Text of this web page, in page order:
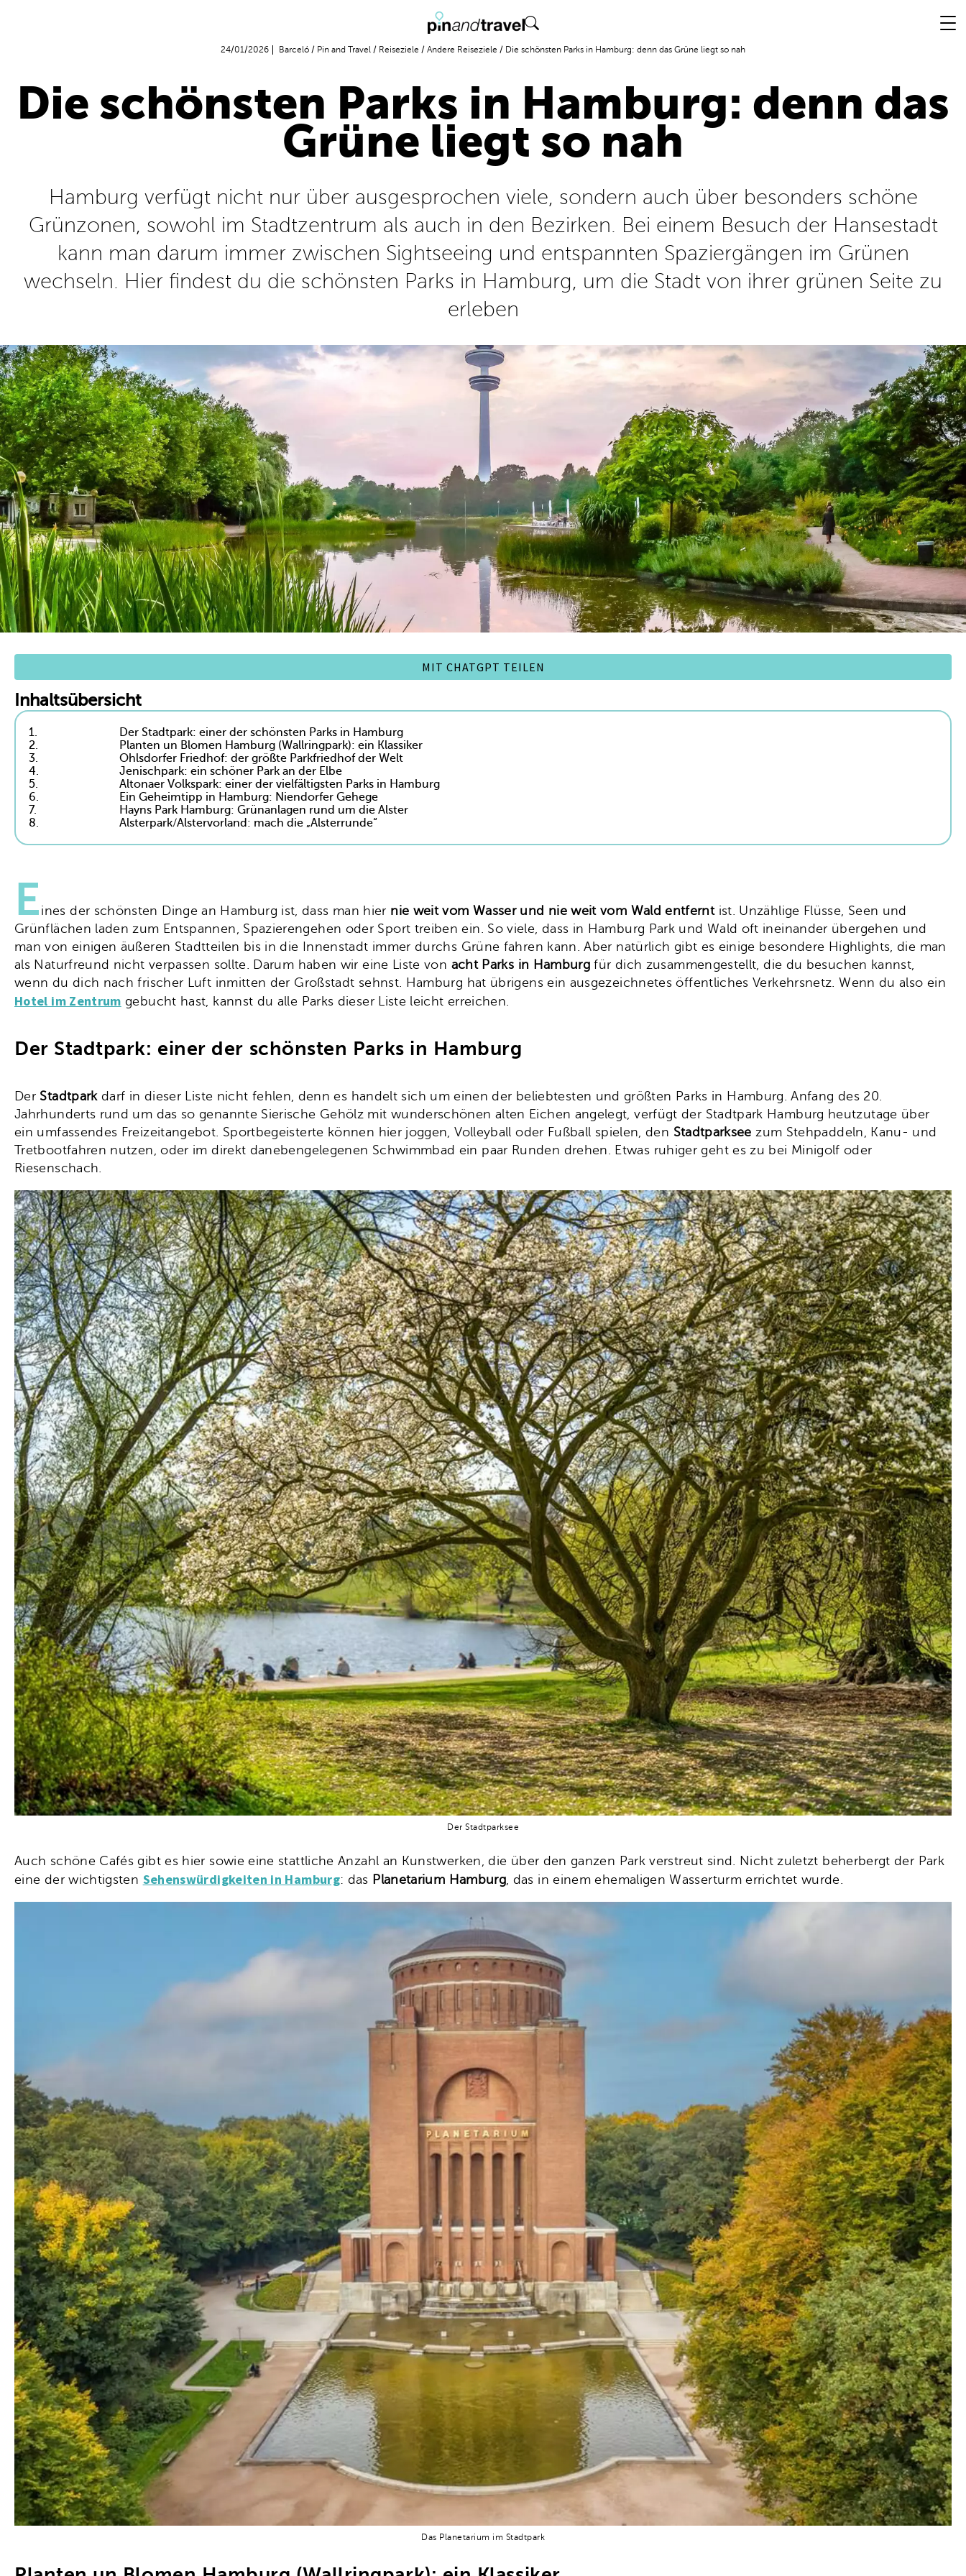
24/01/2026 Barceló / Pin and Travel / Reiseziele / Andere Reiseziele / Die schönsten Parks in Hamburg: denn das Grüne liegt so nah
Die schönsten Parks in Hamburg: denn das
Grüne liegt so nah
Hamburg verfügt nicht nur über ausgesprochen viele, sondern auch über besonders schöne
Grünzonen, sowohl im Stadtzentrum als auch in den Bezirken. Bei einem Besuch der Hansestadt
kann man darum immer zwischen Sightseeing und entspannten Spaziergängen im Grünen
wechseln. Hier findest du die schönsten Parks in Hamburg, um die Stadt von ihrer grünen Seite zu
erleben
MIT CHATGPT TEILEN
Inhaltsübersicht
1.
Der Stadtpark: einer der schönsten Parks in Hamburg
2.
Planten un Blomen Hamburg (Wallringpark): ein Klassiker
3.
Ohlsdorfer Friedhof: der größte Parkfriedhof der Welt
4.
Jenischpark: ein schöner Park an der Elbe
5.
Altonaer Volkspark: einer der vielfältigsten Parks in Hamburg
6.
Ein Geheimtipp in Hamburg: Niendorfer Gehege
7.
Hayns Park Hamburg: Grünanlagen rund um die Alster
8.
Alsterpark/Alstervorland: mach die „Alsterrunde“
E ines der schönsten Dinge an Hamburg ist, dass man hier nie weit vom Wasser und nie weit vom Wald entferntist. Unzählige Flüsse, Seen und
Grünflächen laden zum Entspannen, Spazierengehen oder Sport treiben ein. So viele, dass in Hamburg Park und Wald oft ineinander übergehen und
man von einigen äußeren Stadtteilen bis in die Innenstadt immer durchs Grüne fahren kann. Aber natürlich gibt es einige besondere Highlights, die man
als Naturfreund nicht verpassen sollte. Darum haben wir eine Liste von acht Parks in Hamburg für dich zusammengestellt, die du besuchen kannst,
wenn du dich nach frischer Luft inmitten der Großstadt sehnst. Hamburg hat übrigens ein ausgezeichnetes öffentliches Verkehrsnetz. Wenn du also ein
Hotel im Zentrum gebucht hast, kannst du alle Parks dieser Liste leicht erreichen.
Der Stadtpark: einer der schönsten Parks in Hamburg
Der Stadtparkdarf in dieser Liste nicht fehlen, denn es handelt sich um einen der beliebtesten und größten Parks in Hamburg. Anfang des 20.
Jahrhunderts rund um das so genannte Sierische Gehölz mit wunderschönen alten Eichen angelegt, verfügt der Stadtpark Hamburg heutzutage über
ein umfassendes Freizeitangebot. Sportbegeisterte können hier joggen, Volleyball oder Fußball spielen, den Stadtparksee zum Stehpaddeln, Kanu- und
Tretbootfahren nutzen, oder im direkt danebengelegenen Schwimmbad ein paar Runden drehen. Etwas ruhiger geht es zu bei Minigolf oder
Riesenschach.
Der Stadtparksee
Auch schöne Cafés gibt es hier sowie eine stattliche Anzahl an Kunstwerken, die über den ganzen Park verstreut sind. Nicht zuletzt beherbergt der Park
eine der wichtigsten Sehenswürdigkeiten in Hamburg: das Planetarium Hamburg , das in einem ehemaligen Wasserturm errichtet wurde.
Das Planetarium im Stadtpark